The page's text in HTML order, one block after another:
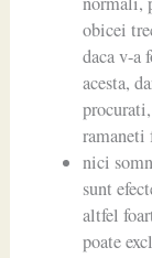
obicei
daca v-a
acesta,
ramaneti
nici
sunt
altfel
poate